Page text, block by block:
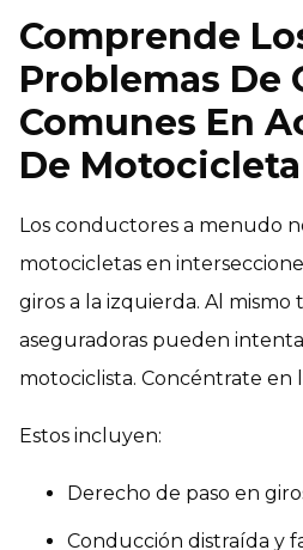
Comprende
Problemas De
Comunes En
De Motocicleta
Los conductores a menudo
motocicletas en
giros a la izquierda. Al mismo
aseguradoras pueden
motociclista. Concéntrate en
Estos incluyen:
Derecho de paso en
Conducción distraída y